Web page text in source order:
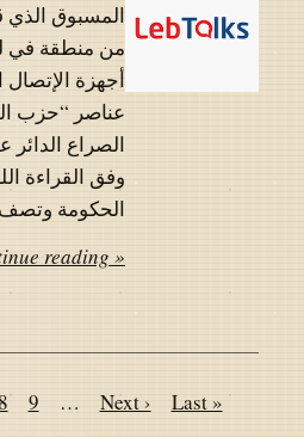
المسبوق الذي
من منطقة في
أجهزة
عناصر “حزب
الصراع
وفق القراءة
الحكومة
reading »
Page
8 Page
9 …
Next
Next ›
Last
Last »